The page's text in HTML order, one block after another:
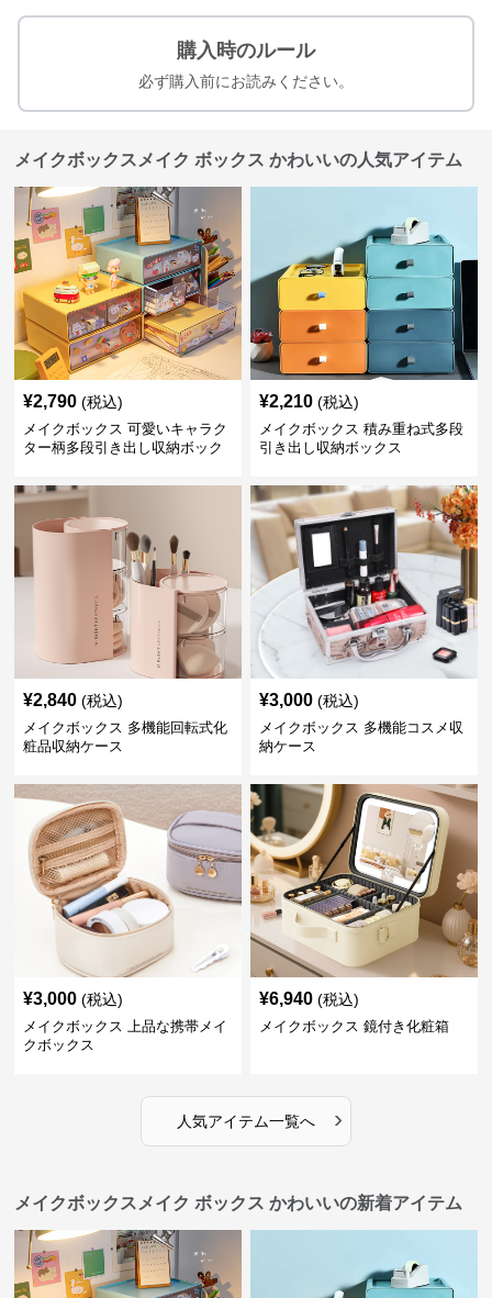
購入時のルール
必ず購入前にお読みください。
メイクボックスメイク ボックス かわいいの人気アイテム
¥2,790 (税込)
メイクボックス 可愛いキャラク
ター柄多段引き出し収納ボック
¥2,210 (税込)
メイクボックス 積み重ね式多段
引き出し収納ボックス
¥2,840 (税込)
メイクボックス 多機能回転式化
粧品収納ケース
¥3,000 (税込)
メイクボックス 多機能コスメ収
納ケース
¥3,000 (税込)
メイクボックス 上品な携帯メイ
クボックス
¥6,940 (税込)
メイクボックス 鏡付き化粧箱
人気アイテム一覧へ ›
メイクボックスメイク ボックス かわいいの新着アイテム